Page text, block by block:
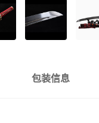
包装信息